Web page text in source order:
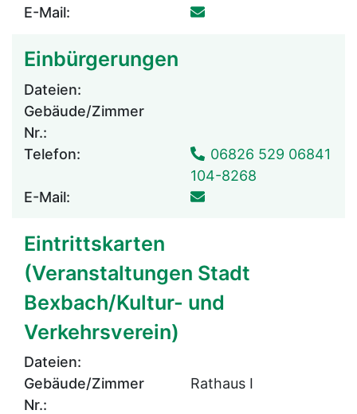
E-Mail:
Einbürgerungen
Dateien:
Gebäude/Zimmer
Nr.:
Telefon:
06826 529 06841
104-8268
E-Mail:
Eintrittskarten
(Veranstaltungen Stadt
Bexbach/Kultur- und
Verkehrsverein)
Dateien:
Gebäude/Zimmer
Nr.:
Rathaus I